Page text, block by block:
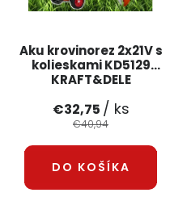
Aku krovinorez 2x21V s
kolieskami KD5129
KRAFT&DELE
€32,75 / ks
€40,94
DO KOŠÍKA